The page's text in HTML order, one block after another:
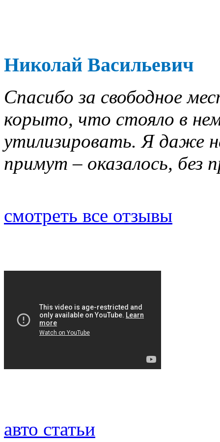
Николай Васильевич
Спасибо за свободное
корыто, что стояло в
утилизировать. Я даже
примут – оказалось, без
смотреть все отзывы
авто статьи